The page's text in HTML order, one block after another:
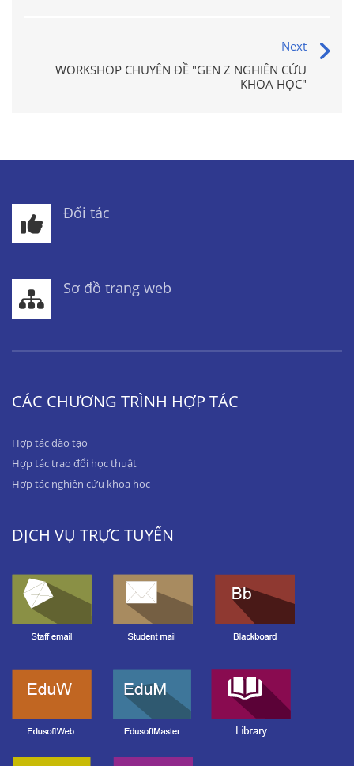
Next
WORKSHOP CHUYÊN ĐỀ "GEN Z NGHIÊN CỨU
KHOA HỌC"
Đối tác
Sơ đồ trang web
CÁC CHƯƠNG TRÌNH HỢP TÁC
Hợp tác đào tạo
Hợp tác trao đổi học thuật
Hợp tác nghiên cứu khoa học
DỊCH VỤ TRỰC TUYẾN